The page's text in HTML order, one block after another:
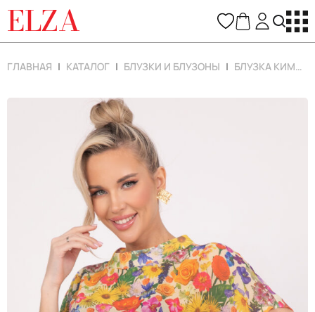
ELZA
ГЛАВНАЯ КАТАЛОГ БЛУЗКИ И БЛУЗОНЫ БЛУЗКА КИМОНО (ЦВЕТЫ/КОРАЛЛ)